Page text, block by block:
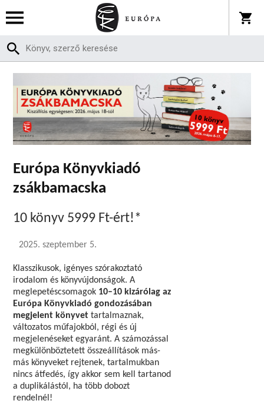
Európa Könyvkiadó
zsákbamacska
10 könyv 5999 Ft-ért!*
2025. szeptember 5.
Klasszikusok, igényes szórakoztató
irodalom és könyvújdonságok. A
meglepetéscsomagok 10–10 kizárólag az
Európa Könyvkiadó gondozásában
megjelent könyvettartalmaznak,
változatos műfajokból, régi és új
megjelenéseket egyaránt. A számozással
megkülönböztetett összeállítások más-
más könyveket rejtenek, tartalmukban
nincs átfedés, így akkor sem kell tartanod
a duplikálástól, ha több dobozt
rendelnél!